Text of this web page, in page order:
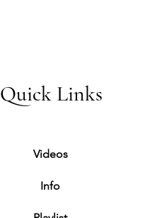
Quick Links
Videos
Info